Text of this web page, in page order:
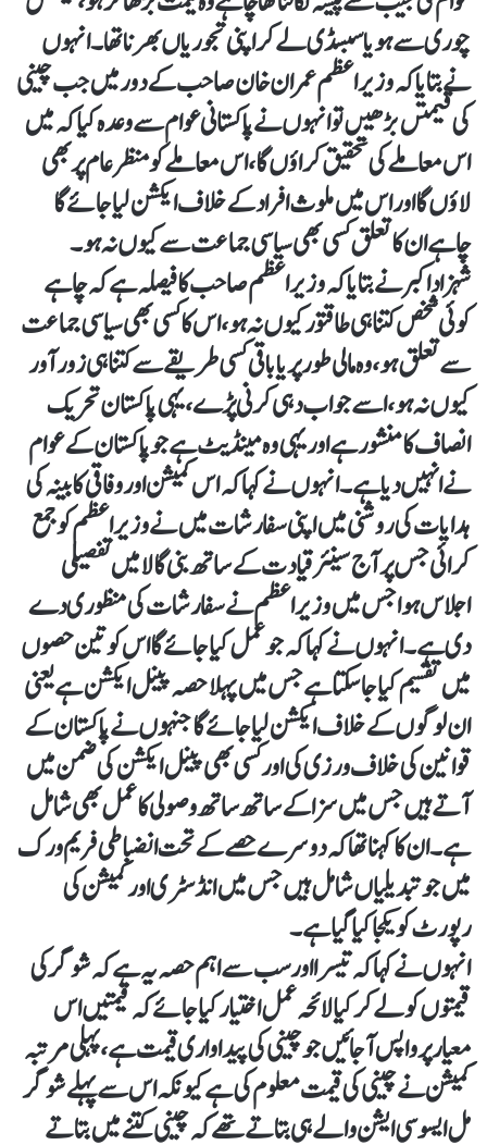
چوری سے ہو یا سبسڈی لے کر اپنی تجوریاں بھرنا تھا۔انہوں
نے بتایا کہ وزیر اعظم عمران خان صاحب کے دور میں جب چینی
کی قیمتں بڑھیں تو انہوں نے پاکستانی عوام سے وعدہ کیا کہ میں
اس معاملے کی تحقیق کراؤں گا، اس معاملے کو منظر عام پر بھی
لاؤں گا اور اس میں ملوث افراد کے خلاف ایکشن لیا جائے گا
چاہے ان کا تعلق کسی بھی سیاسی جماعت سے کیوں نہ ہو۔
شہزاد اکبر نے بتایا کہ وزیر اعظم صاحب کا فیصلہ ہے کہ چاہے
کوئی شخص کتنا ہی طاقتور کیوں نہ ہو، اس کا کسی بھی سیاسی جماعت
سے تعلق ہو، وہ مالی طور پر یا باقی کسی طریقے سے کتنا ہی زورآور
کیوں نہ ہو، اسے جواب دہی کرنی پڑے، یہی پاکستان تحریک
انصاف کا منشور ہے اور یہی وہ مینڈیٹ ہے جو پاکستان کے عوام
نے انہیں دیا ہے۔انہوں نے کہا کہ اس کمیشن اور وفاقی کابینہ کی
ہدایات کی روشنی میں اپنی سفارشات میں نے وزیر اعظم کو جمع
کرائی جس پر آج سینئر قیادت کے ساتھ بنی گالا میں تفصیلی
اجلاس ہوا جس میں وزیراعظم نے سفارشات کی منظوری دے
دی ہے۔انہوں نے کہا کہ جو عمل کیا جائے گا اس کو تین حصوں
میں تقسیم کیا جا سکتا ہے جس میں پہلا حصہ پینل ایکشن ہے یعنی
ان لوگوں کے خلاف ایکشن لیا جائے گا جنہوں نے پاکستان کے
قوانین کی خلاف ورزی کی اور کسی بھی پینل ایکشن کی ضمن میں
آتے ہیں جس میں سزا کے ساتھ ساتھ وصولی کا عمل بھی شامل
ہے۔ان کا کہنا تھا کہ دوسرے حصے کے تحت انضباطی فریم ورک
میں جو تبدیلیاں شامل ہیں جس میں انڈسٹری اور کمیشن کی
رپورٹ کو یکجا کیا گیا ہے۔
انہوں نے کہا کہ تیسرا اور سب سے اہم حصہ یہ ہے کہ شوگر کی
قیمتوں کو لے کر کیا لائحہ عمل اختیار کیا جائے کہ قیمتیں اس
معیار پر واپس آ جائیں جو چینی کی پیداواری قیمت ہے، پہلی مرتبہ
کمیشن نے چینی کی قیمت معلوم کی ہے کیونکہ اس سے پہلے شوگر
مل ایسوسی ایشن والے ہی بتاتے تھے کہ چینی کتنے میں بتاتے